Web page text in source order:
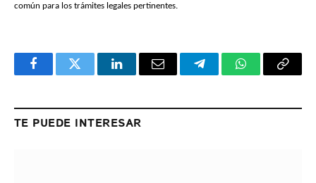
común para los trámites legales pertinentes.
FacebookTwitter LinkedInEmail TelegramWhatsApp
Copy
TE PUEDE INTERESAR